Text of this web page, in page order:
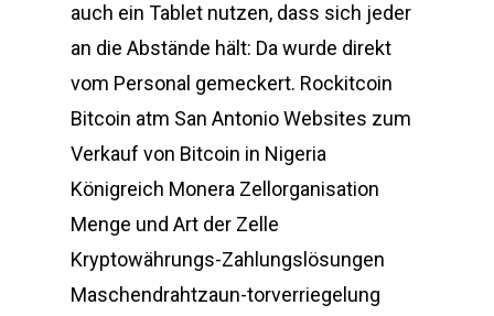
auch ein Tablet nutzen, dass sich jeder
an die Abstände hält: Da wurde direkt
vom Personal gemeckert. Rockitcoin
Bitcoin atm San Antonio Websites zum
Verkauf von Bitcoin in Nigeria
Königreich Monera Zellorganisation
Menge und Art der Zelle
Kryptowährungs-Zahlungslösungen
Maschendrahtzaun-torverriegelung